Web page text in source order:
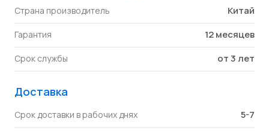
Страна производитель Китай
Гарантия 12 месяцев
Срок службы от 3 лет
Доставка
Срок доставки в рабочих днях 5-7